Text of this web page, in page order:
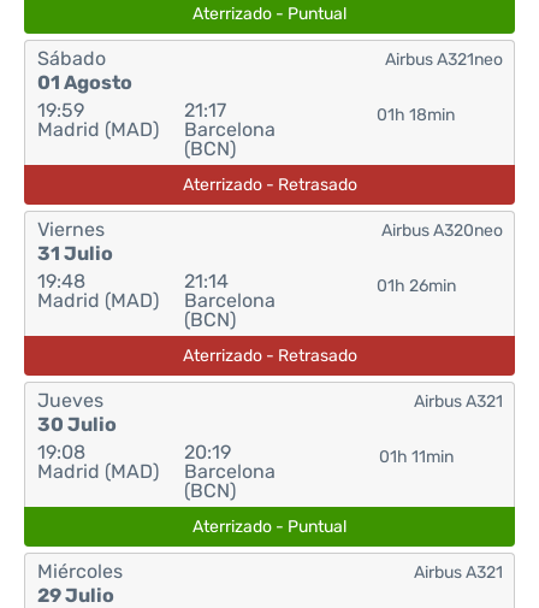
Aterrizado - Puntual
Sábado
01 Agosto
19:59
Madrid (MAD)
21:17
Barcelona
(BCN)
01h 18min
Airbus A321neo
Aterrizado - Retrasado
Viernes
31 Julio
19:48
Madrid (MAD)
21:14
Barcelona
(BCN)
01h 26min
Airbus A320neo
Aterrizado - Retrasado
Jueves
30 Julio
19:08
Madrid (MAD)
20:19
Barcelona
(BCN)
01h 11min
Airbus A321
Aterrizado - Puntual
Miércoles
29 Julio
Airbus A321